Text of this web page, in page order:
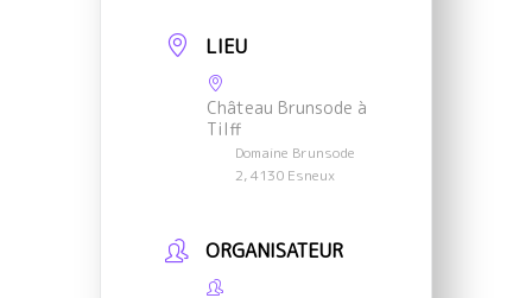
LIEU
Château Brunsode à
Tilff
Domaine Brunsode
2, 4130 Esneux
ORGANISATEUR